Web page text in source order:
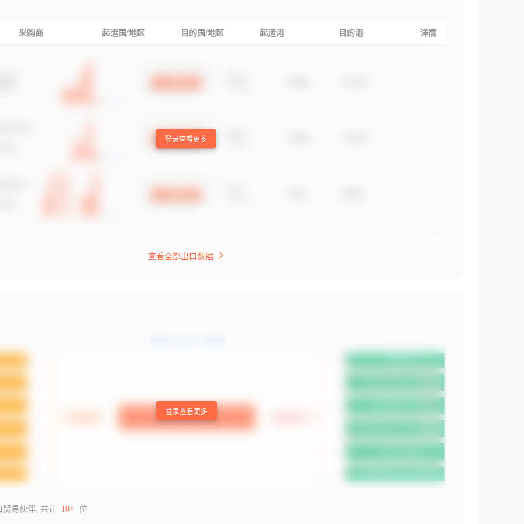
采购商 起运国/地区 目的国/地区 起运港 目的港 详情
登录查看更多
查看全部出口数据
登录查看更多
贸易伙伴, 共计 10+ 位